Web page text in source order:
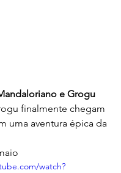
e Grogu
finalmente chegam
uma aventura épica da
watch?